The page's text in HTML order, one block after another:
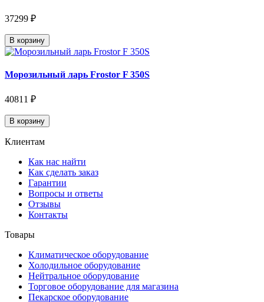
37299 ₽
В корзину
Морозильный ларь Frostor F 350S
40811 ₽
В корзину
Клиентам
Как нас найти
Как сделать заказ
Гарантии
Вопросы и ответы
Отзывы
Контакты
Товары
Климатическое оборудование
Холодильное оборудование
Нейтральное оборудование
Торговое оборудование для магазина
Пекарское оборудование